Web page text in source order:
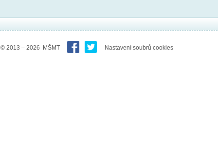
© 2013 – 2026 MŠMT Nastavení soubrů cookies